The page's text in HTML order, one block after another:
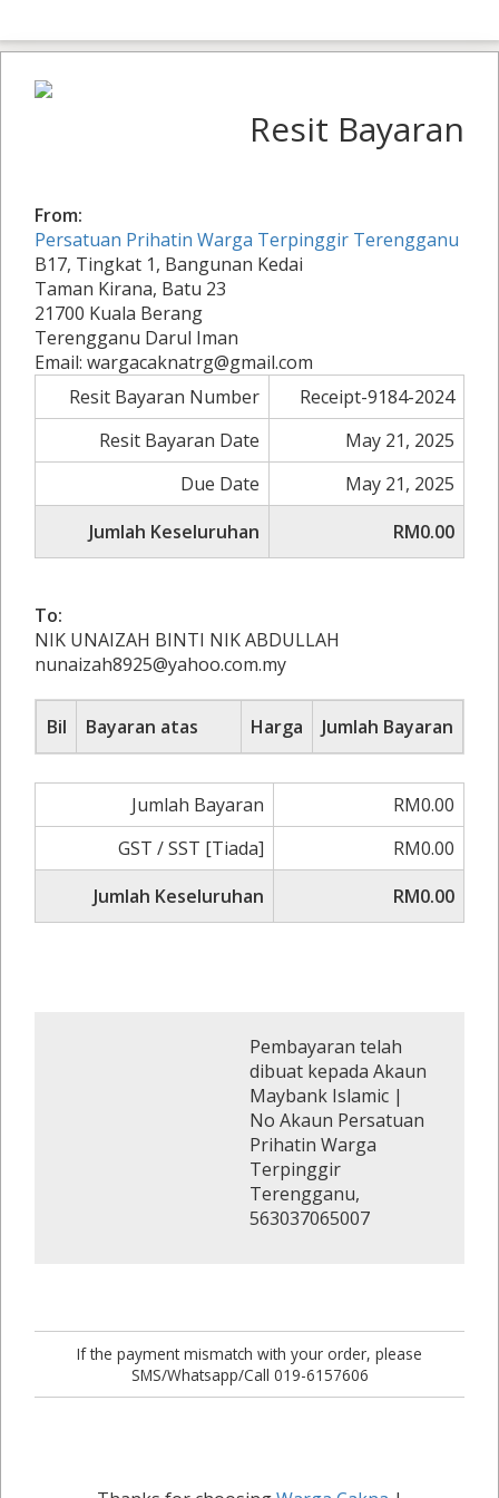
Resit Bayaran
From:
Persatuan Prihatin Warga Terpinggir Terengganu
B17, Tingkat 1, Bangunan Kedai
Taman Kirana, Batu 23
21700 Kuala Berang
Terengganu Darul Iman
Email: wargacaknatrg@gmail.com
Resit Bayaran Number
Receipt-9184-2024
Resit Bayaran Date
May 21, 2025
Due Date
May 21, 2025
Jumlah Keseluruhan
RM0.00
To:
NIK UNAIZAH BINTI NIK ABDULLAH
nunaizah8925@yahoo.com.my
Bil Bayaran atas Harga Jumlah Bayaran
Jumlah Bayaran
RM0.00
GST / SST [Tiada]
RM0.00
Jumlah Keseluruhan
RM0.00
Pembayaran telah
dibuat kepada Akaun
Maybank Islamic |
No Akaun Persatuan
Prihatin Warga
Terpinggir
Terengganu,
563037065007
If the payment mismatch with your order, please
SMS/Whatsapp/Call 019-6157606